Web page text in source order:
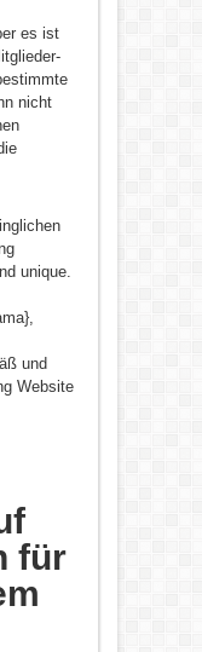
es ist
nicht
unique.
und
Website
für